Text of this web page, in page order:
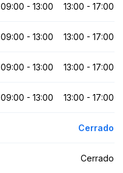
09:00 - 13:00 13:00 - 17:00
09:00 - 13:00 13:00 - 17:00
09:00 - 13:00 13:00 - 17:00
09:00 - 13:00 13:00 - 17:00
Cerrado
Cerrado